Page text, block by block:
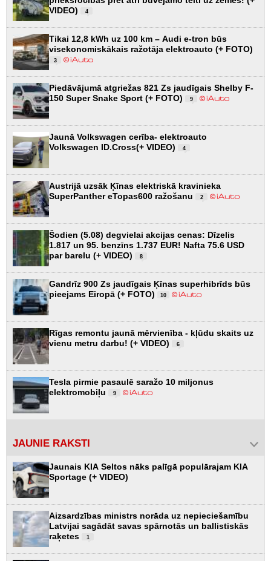
VIDEO)
4
Tikai 12,8 kWh uz 100 km – Audi e-tron būs
visekonomiskākais ražotāja elektroauto (+ FOTO)
3
Piedāvājumā atgriežas 821 Zs jaudīgais Shelby F-
150 Super Snake Sport (+ FOTO)
9
Jaunā Volkswagen cerība- elektroauto
Volkswagen ID.Cross(+ VIDEO)
4
Austrijā uzsāk Ķīnas elektriskā kravinieka
SuperPanther eTopas600 ražošanu
2
Šodien (5.08) degvielai akcijas cenas: Dīzelis
1.817 un 95. benzīns 1.737 EUR! Nafta 75.6 USD
par barelu (+ VIDEO)
8
Gandrīz 900 Zs jaudīgais Ķīnas superhibrīds būs
pieejams Eiropā (+ FOTO)
10
Rīgas remontu jaunā mērvienība - kļūdu skaits uz
vienu metru darbu! (+ VIDEO)
6
Tesla pirmie pasaulē saražo 10 miljonus
elektromobiļu
9
JAUNIE RAKSTI
Jaunais KIA Seltos nāks palīgā populārajam KIA
Sportage (+ VIDEO)
Aizsardzības ministrs norāda uz nepieciešamību
Latvijai sagādāt savas spārnotās un ballistiskās
raķetes
1